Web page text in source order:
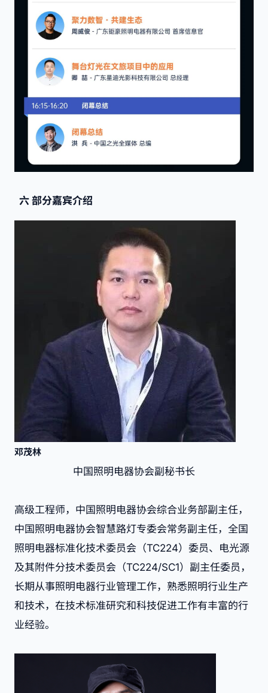
六 部分嘉宾介绍
邓茂林
中国照明电器协会副秘书长
高级工程师，中国照明电器协会综合业务部副主任，
中国照明电器协会智慧路灯专委会常务副主任，全国
照明电器标准化技术委员会（TC224）委员、电光源
及其附件分技术委员会（TC224/SC1）副主任委员，
长期从事照明电器行业管理工作，熟悉照明行业生产
和技术，在技术标准研究和科技促进工作有丰富的行
业经验。